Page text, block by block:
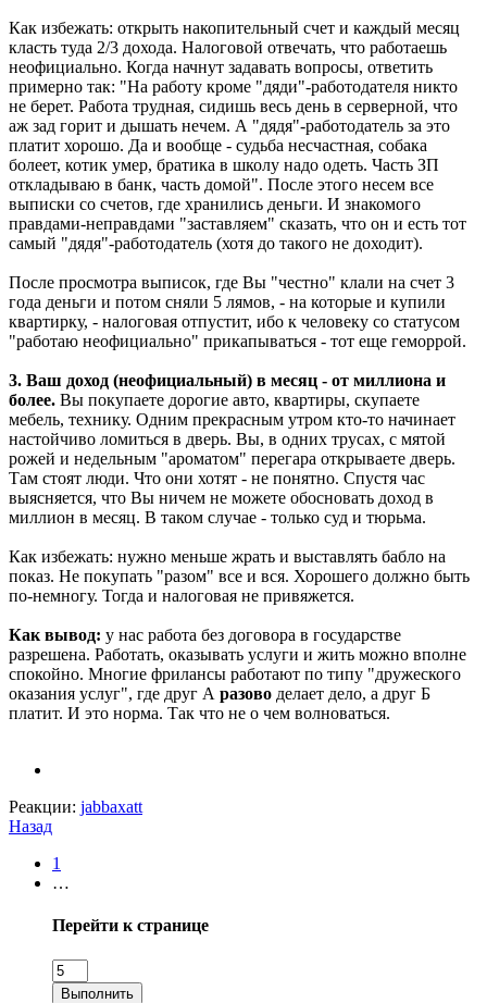
Как избежать: открыть накопительный счет и каждый месяц
класть туда 2/3 дохода. Налоговой отвечать, что работаешь
неофициально. Когда начнут задавать вопросы, ответить
примерно так: "На работу кроме "дяди"-работодателя никто
не берет. Работа трудная, сидишь весь день в серверной, что
аж зад горит и дышать нечем. А "дядя"-работодатель за это
платит хорошо. Да и вообще - судьба несчастная, собака
болеет, котик умер, братика в школу надо одеть. Часть ЗП
откладываю в банк, часть домой". После этого несем все
выписки со счетов, где хранились деньги. И знакомого
правдами-неправдами "заставляем" сказать, что он и есть тот
самый "дядя"-работодатель (хотя до такого не доходит).
После просмотра выписок, где Вы "честно" клали на счет 3
года деньги и потом сняли 5 лямов, - на которые и купили
квартирку, - налоговая отпустит, ибо к человеку со статусом
"работаю неофициально" прикапываться - тот еще геморрой.
3. Ваш доход (неофициальный) в месяц - от миллиона и
более. Вы покупаете дорогие авто, квартиры, скупаете
мебель, технику. Одним прекрасным утром кто-то начинает
настойчиво ломиться в дверь. Вы, в одних трусах, с мятой
рожей и недельным "ароматом" перегара открываете дверь.
Там стоят люди. Что они хотят - не понятно. Спустя час
выясняется, что Вы ничем не можете обосновать доход в
миллион в месяц. В таком случае - только суд и тюрьма.
Как избежать: нужно меньше жрать и выставлять бабло на
показ. Не покупать "разом" все и вся. Хорошего должно быть
по-немногу. Тогда и налоговая не привяжется.
Как вывод: у нас работа без договора в государстве
разрешена. Работать, оказывать услуги и жить можно вполне
спокойно. Многие фрилансы работают по типу "дружеского
оказания услуг", где друг А разово делает дело, а друг Б
платит. И это норма. Так что не о чем волноваться.
Реакции: jabbaxatt
Назад
1
…
Перейти к странице
Выполнить